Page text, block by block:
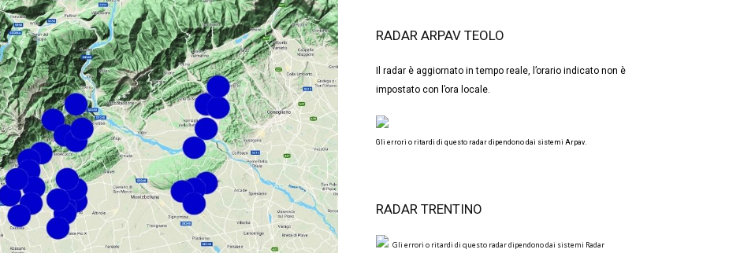
RADAR ARPAV TEOLO
Il radar è aggiornato in tempo reale, l’orario indicato non è
impostato con l’ora locale.
Gli errori o ritardi di questo radar dipendono dai sistemi Arpav.
RADAR TRENTINO
Gli errori o ritardi di questo radar dipendono dai sistemi Radar